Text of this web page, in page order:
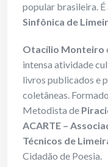
popular brasileira.
Sinfônica de
Otacílio Monteiro
intensa atividade
livros publicados e
coletâneas.
Metodista de
ACARTE –
Técnicos de
Cidadão de Poesia.